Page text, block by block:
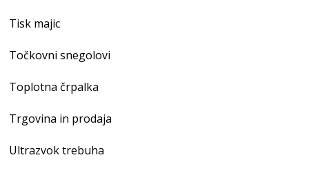
Tisk majic
Točkovni snegolovi
Toplotna črpalka
Trgovina in prodaja
Ultrazvok trebuha